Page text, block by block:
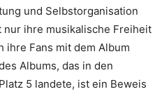
und Selbstorganisation
ihre musikalische Freiheit
ihre Fans mit dem Album
Albums, das in den
5 landete, ist ein Beweis